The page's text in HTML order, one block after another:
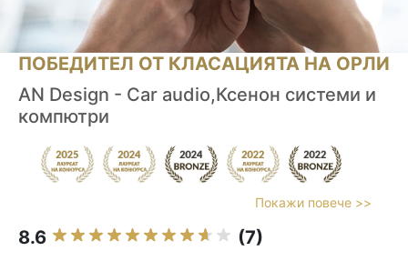
ПОБЕДИТЕЛ ОТ КЛАСАЦИЯТА НА ОРЛИ
AN Design - Car audio,Ксенон системи и
компютри
Покажи повече >>
8.6 (7)